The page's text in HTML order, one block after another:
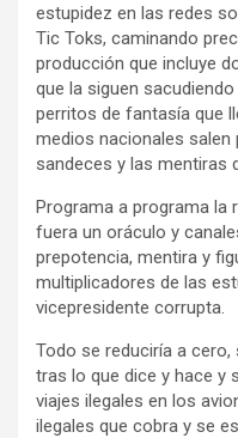
estupidez en las redes
Tic Toks, caminando
producción que incluye
que la siguen
perritos de fantasía que
medios nacionales salen
sandeces y las mentiras
Programa a programa la
fuera un oráculo y
prepotencia, mentira y
multiplicadores de las
vicepresidente corrupta.
Todo se reduciría a cero,
tras lo que dice y hace y
viajes ilegales en los
ilegales que cobra y se